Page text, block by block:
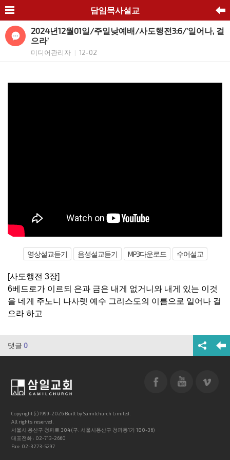
담임목사설교
2024년12월01일/주일낮예배/사도행전3:6/’일어나, 걸
으라’
미디어관리자 12-02
영상설교듣기 음성설교듣기 MP3다운로드 수어설교
[사도행전 3장]
6베드로가 이르되 은과 금은 내게 없거니와 내게 있는 이것
을 네게 주노니 나사렛 예수 그리스도의 이름으로 일어나 걸
으라 하고
댓글 0
Copyright (c) 1999-2026 Built by Samilchurch Limited.
All rights reserved.
서울시 용산구 청파로 304 (구: 서울시용산구 청파동1가 180-36)
대표전화 : 02-713-2660
Fax: 02-3273-5297